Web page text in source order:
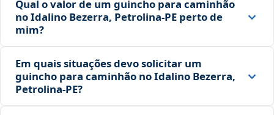
Qual o valor de um guincho para caminhão
no Idalino Bezerra, Petrolina‑PE perto de
mim?
Em quais situações devo solicitar um
guincho para caminhão no Idalino Bezerra,
Petrolina‑PE?